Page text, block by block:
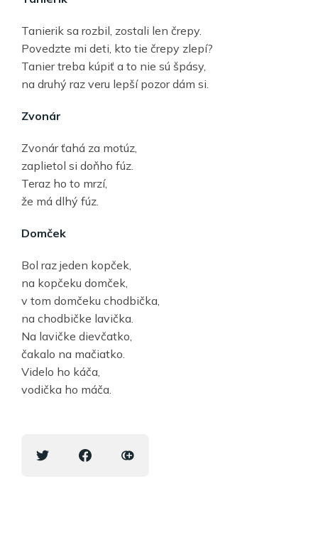
Tanierik sa rozbil, zostali len črepy.
Povedzte mi deti, kto tie črepy zlepí?
Tanier treba kúpiť a to nie sú špásy,
na druhý raz veru lepší pozor dám si.
Zvonár
Zvonár ťahá za motúz,
zaplietol si doňho fúz.
Teraz ho to mrzí,
že má dlhý fúz.
Domček
Bol raz jeden kopček,
na kopčeku domček,
v tom domčeku chodbička,
na chodbičke lavička.
Na lavičke dievčatko,
čakalo na mačiatko.
Videlo ho káča,
vodička ho máča.